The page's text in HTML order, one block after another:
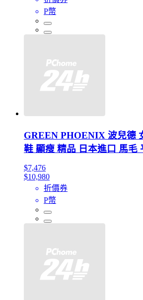
P幣
GREEN PHOENIX 波兒德
鞋 顯瘦 精品 日本進口 馬毛
$7,476
$10,980
折價券
P幣